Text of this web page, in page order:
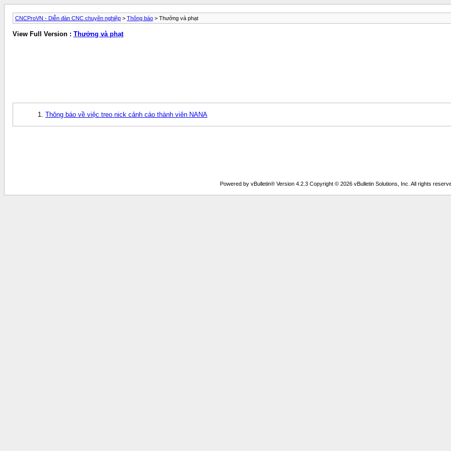
CNCProVN - Diễn đàn CNC chuyên nghiệp > Thông báo > Thưởng và phạt
View Full Version : Thưởng và phạt
Thông báo về việc treo nick cảnh cáo thành viên NANA
Powered by vBulletin® Version 4.2.3 Copyright © 2026 vBulletin Solutions, Inc. All rights